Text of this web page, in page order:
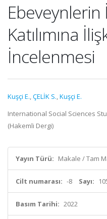
Katılımına
İncelenmesi
Kuşçi E.,ÇELİK S.,Kuşçi E.
International Social Sciences
(Hakemli Dergi)
Yayın Türü: Makale / Tam
Cilt numarası: -8 Sayı:
Basım Tarihi: 2022